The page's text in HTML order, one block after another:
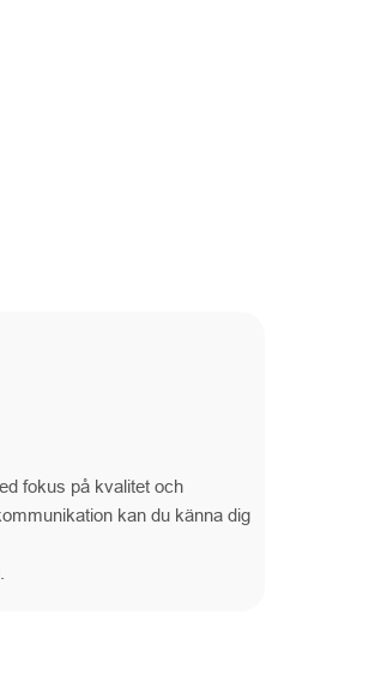
fokus på kvalitet och
kan du känna dig